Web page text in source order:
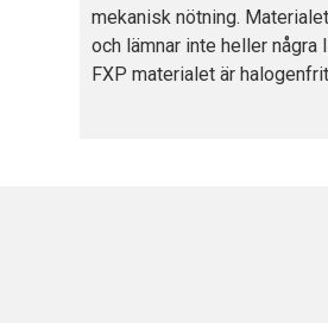
mekanisk nötning.
och lämnar inte heller några
FXP materialet är